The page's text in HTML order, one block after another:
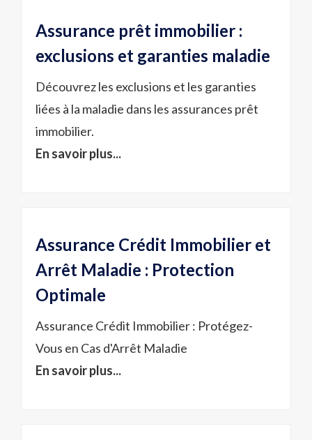
Assurance prêt immobilier :
exclusions et garanties maladie
Découvrez les exclusions et les garanties
liées à la maladie dans les assurances prêt
immobilier.
En savoir plus...
Assurance Crédit Immobilier et
Arrêt Maladie : Protection
Optimale
Assurance Crédit Immobilier : Protégez-
Vous en Cas d'Arrêt Maladie
En savoir plus...